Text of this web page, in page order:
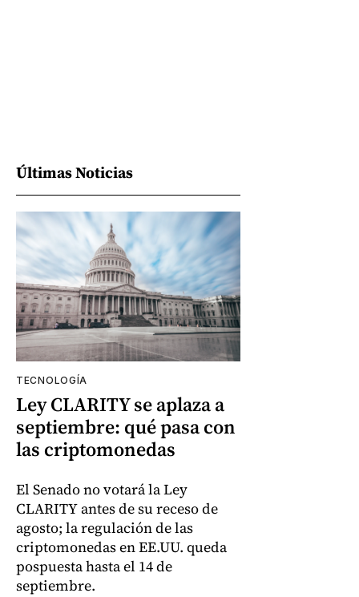
Últimas Noticias
TECNOLOGÍA
Ley CLARITY se aplaza a
septiembre: qué pasa con
las criptomonedas
El Senado no votará la Ley
CLARITY antes de su receso de
agosto; la regulación de las
criptomonedas en EE.UU. queda
pospuesta hasta el 14 de
septiembre.